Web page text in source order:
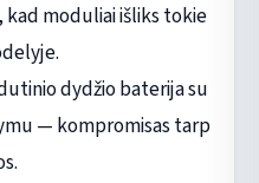
moduliai išliks tokie
dydžio baterija su
— kompromisas tarp